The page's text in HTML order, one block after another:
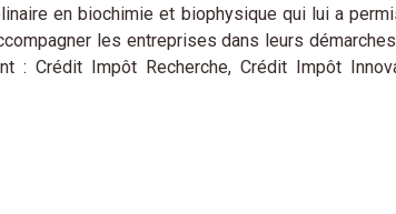
en biochimie et biophysique qui lui a
les entreprises dans leurs
: Crédit Impôt Recherche, Crédit Impôt